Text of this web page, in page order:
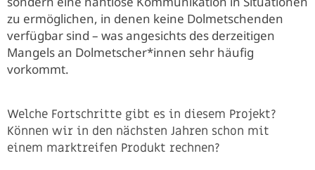
zu ermöglichen, in denen keine Dolmetschenden
verfügbar sind – was angesichts des derzeitigen
Mangels an Dolmetscher*innen sehr häufig
vorkommt.
Welche Fortschritte gibt es in diesem Projekt?
Können wir in den nächsten Jahren schon mit
einem marktreifen Produkt rechnen?